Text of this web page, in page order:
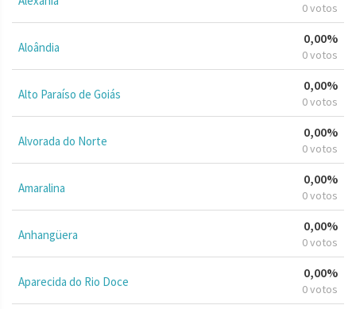
0 votos
Aloândia
0,00%
0 votos
Alto Paraíso de Goiás
0,00%
0 votos
Alvorada do Norte
0,00%
0 votos
Amaralina
0,00%
0 votos
Anhangüera
0,00%
0 votos
Aparecida do Rio Doce
0,00%
0 votos